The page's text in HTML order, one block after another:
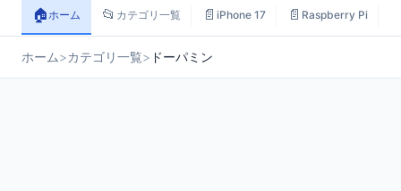
🏠ホーム 📂 カテゴリ一覧 📄 iPhone 17 📄 Raspberry Pi
ホーム>カテゴリ一覧> ドーパミン